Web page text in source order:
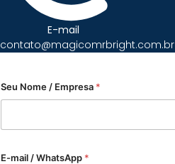
E-mail
contato@magicomrbright.com.br
Seu Nome / Empresa *
E-mail / WhatsApp *